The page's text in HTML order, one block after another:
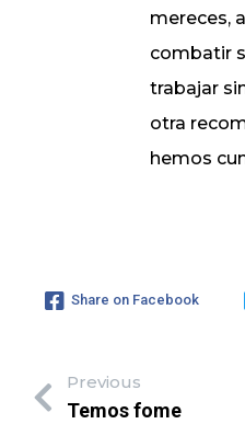
mereces,
combatir
trabajar
otra
hemos
Share on Facebook
Previous
Temos fome